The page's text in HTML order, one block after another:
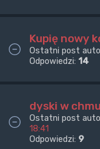
Kupię nowy
Ostatni post
Odpowiedzi: 14
dyski w
Ostatni post
18:41
Odpowiedzi: 9